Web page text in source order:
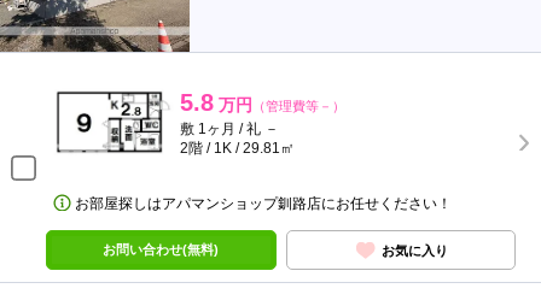
5.8 万円 （管理費等－）
敷 1ヶ月 / 礼 －
2階 / 1K / 29.81㎡
お部屋探しはアパマンショップ釧路店にお任せください！
お問い合わせ(無料) お気に入り